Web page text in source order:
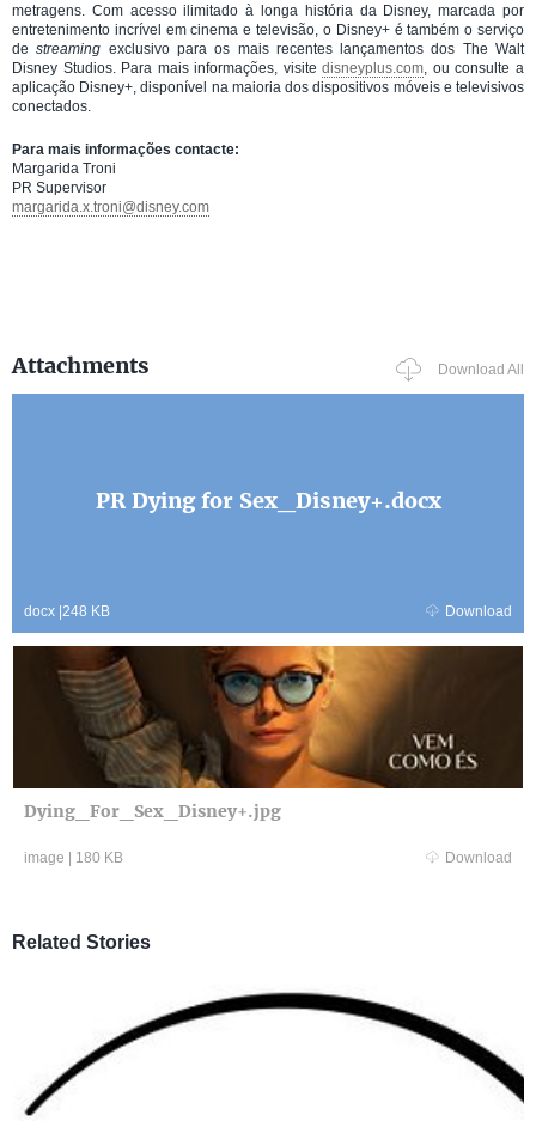
metragens. Com acesso ilimitado à longa história da Disney, marcada por
entretenimento incrível em cinema e televisão, o Disney+ é também o serviço
destreaming exclusivo para os mais recentes lançamentos dos The Walt
Disney Studios. Para mais informações, visitedisneyplus.com , ou consulte a
aplicação Disney+, disponível na maioria dos dispositivos móveis e televisivos
conectados.
Para mais informações contacte:
Margarida Troni
PR Supervisor
margarida.x.troni@disney.com
Attachments Download All
PR Dying for Sex_Disney+.docx
docx |248 KB Download
Dying_For_Sex_Disney+.jpg
image | 180 KB Download
Related Stories